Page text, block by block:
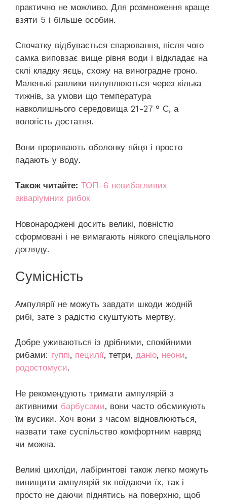
практично не можливо. Для розмноження краще
взяти 5 і більше особин.
Спочатку відбувається спарювання, після чого
самка виповзає вище рівня води і відкладає на
склі кладку яєць, схожу на виноградне гроно.
Маленькі равлики вилуплюються через кілька
тижнів, за умови що температура
навколишнього середовища 21-27 ° С, а
вологість достатня.
Вони проривають оболонку яйця і просто
падають у воду.
Також читайте: ТОП-6 невибагливих
акваріумних рибок
Новонароджені досить великі, повністю
сформовані і не вимагають ніякого спеціального
догляду.
Сумісність
Ампулярії не можуть завдати шкоди жодній
рибі, зате з радістю скуштують мертву.
Добре уживаються із дрібними, спокійними
рибами: гуппі, пецилії, тетри, даніо, неони,
родостомуси.
Не рекомендують тримати ампулярій з
активними барбусами, вони часто обсмикують
їм вусики. Хоч вони з часом відновлюються,
назвати таке суспільство комфортним навряд
чи можна.
Великі цихліди, лабіринтові також легко можуть
винищити ампулярій як поїдаючи їх, так і
просто не даючи піднятись на поверхню, щоб